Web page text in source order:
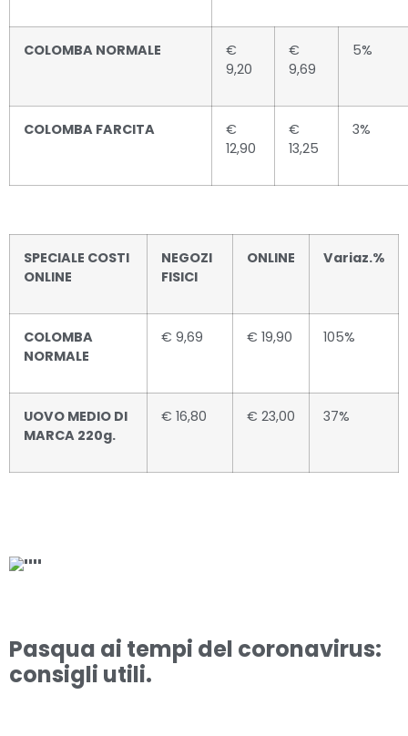
COLOMBA NORMALE
€
9,20
€
9,69
5%
COLOMBA FARCITA
€
12,90
€
13,25
3%
SPECIALE COSTI
ONLINE
NEGOZI
FISICI
ONLINE Variaz.%
COLOMBA
NORMALE
€ 9,69 € 19,90 105%
UOVO MEDIO DI
MARCA 220g.
€ 16,80 € 23,00 37%
Pasqua ai tempi del coronavirus:
consigli utili.